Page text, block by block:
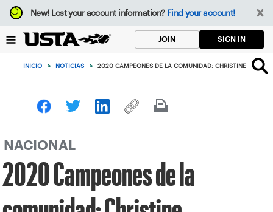
Enfoque
desde
botón
volver
principio
New!Lost your account information? Find your account!
JOIN SIGN IN
INICIO > NOTICIAS > 2020 CAMPEONES DE LA COMUNIDAD: CHRISTINE
NACIONAL
2020 Campeones de la